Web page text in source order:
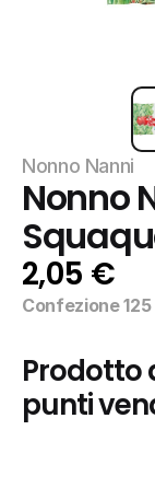
Nonno Nanni
Nonno
2,05 €
Confezione 125
Prodotto
punti